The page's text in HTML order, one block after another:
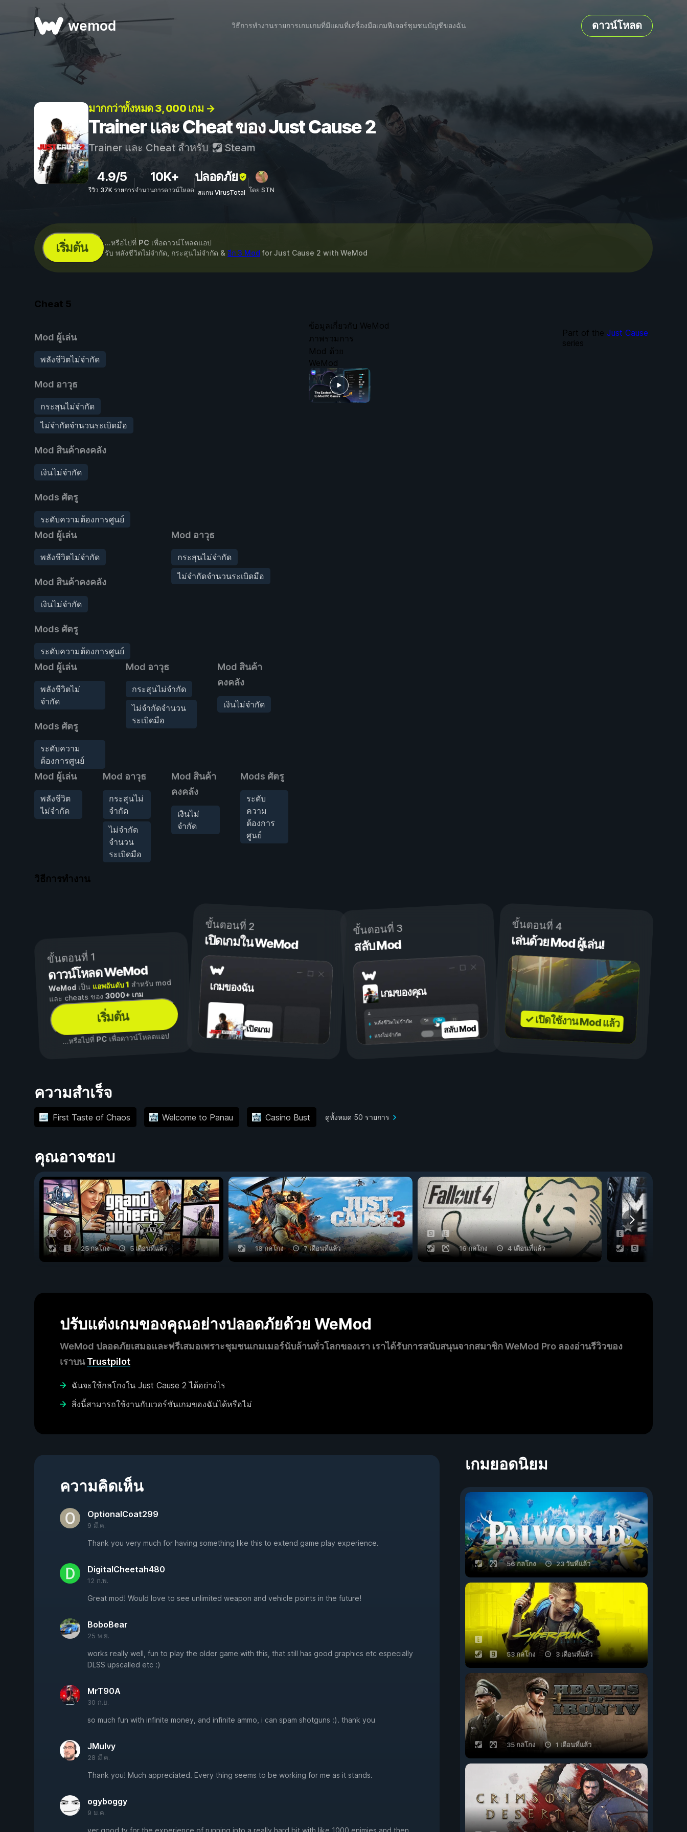
wemod วิธีการทำงานรายการเกมเกมที่มีแผนที่เครื่องมือเกมฟีเจอร์ชุมชนบัญชีของฉัน ดาวน์โหลด
มากกว่าทั้งหมด 3, 000 เกม →
Trainer และ Cheat ของ Just Cause 2
Trainer และ Cheat สำหรับ Steam
4.9/5
รีวิว 37K รายการ
10K+
จำนวนการดาวน์โหลด
ปลอดภัย
สแกน VirusTotal โดย STN
เริ่มต้น ...หรือไปที่ PC เพื่อดาวน์โหลดแอป
รับ พลังชีวิตไม่จำกัด, กระสุนไม่จำกัด & อีก 3 Mod for Just Cause 2 with WeMod
Cheat 5
Mod ผู้เล่น
พลังชีวิตไม่จำกัด
Mod อาวุธ
กระสุนไม่จำกัด
ไม่จำกัดจำนวนระเบิดมือ
Mod สินค้าคงคลัง
เงินไม่จำกัด
Mods ศัตรู
ระดับความต้องการศูนย์
Mod ผู้เล่น
พลังชีวิตไม่จำกัด
Mod สินค้าคงคลัง
เงินไม่จำกัด
Mods ศัตรู
ระดับความต้องการศูนย์
Mod อาวุธ
กระสุนไม่จำกัด
ไม่จำกัดจำนวนระเบิดมือ
Mod ผู้เล่น
พลังชีวิตไม่
จำกัด
Mods ศัตรู
ระดับความ
ต้องการศูนย์
Mod อาวุธ
กระสุนไม่จำกัด
ไม่จำกัดจำนวน
ระเบิดมือ
Mod สินค้า
คงคลัง
เงินไม่จำกัด
Mod ผู้เล่น
พลังชีวิต
ไม่จำกัด
Mod อาวุธ
กระสุนไม่
จำกัด
ไม่จำกัด
จำนวน
ระเบิดมือ
Mod สินค้า
คงคลัง
เงินไม่
จำกัด
Mods ศัตรู
ระดับ
ความ
ต้องการ
ศูนย์
ข้อมูลเกี่ยวกับ WeMod
ภาพรวมการ
Mod ด้วย
WeMod
Part of theJust Cause
series
วิธีการทำงาน
ขั้นตอนที่ 1
ดาวน์โหลด WeMod
WeModเป็น แอพอันดับ 1 สำหรับ mod
และ cheats ของ3000+ เกม
เริ่มต้น
...หรือไปที่ PCเพื่อดาวน์โหลดแอป
ขั้นตอนที่ 2
เปิดเกมใน WeMod
เกมของฉัน
เปิดเกม
ขั้นตอนที่ 3
สลับ Mod
เกมของคุณ
เปิด
ปิด
พลังชีวิตไม่จำกัด
แรงไม่จำกัด สลับ Mod
ขั้นตอนที่ 4
เล่นด้วย Mod ผู้เล่น!
✓ เปิดใช้งาน Mod แล้ว
ความสำเร็จ
First Taste of Chaos Welcome to Panau Casino Bust ดูทั้งหมด 50 รายการ
คุณอาจชอบ
25 กลโกง 5 เดือนที่แล้ว 18 กลโกง 7 เดือนที่แล้ว 16 กลโกง 4 เดือนที่แล้ว
ปรับแต่งเกมของคุณอย่างปลอดภัยด้วย WeMod
WeMod ปลอดภัยเสมอและฟรีเสมอเพราะชุมชนเกมเมอร์นับล้านทั่วโลกของเรา เราได้รับการสนับสนุนจากสมาชิก WeMod Pro ลองอ่านรีวิวของ
เราบนTrustpilot
ฉันจะใช้กลโกงใน Just Cause 2 ได้อย่างไร
สิ่งนี้สามารถใช้งานกับเวอร์ชันเกมของฉันได้หรือไม่
ความคิดเห็น
OptionalCoat299
9 มี.ค.
Thank you very much for having something like this to extend game play experience.
DigitalCheetah480
12 ก.พ.
Great mod! Would love to see unlimited weapon and vehicle points in the future!
BoboBear
25 พ.ย.
works really well, fun to play the older game with this, that still has good graphics etc especially
DLSS upscalled etc :)
MrT90A
30 ก.ย.
so much fun with infinite money, and infinite ammo, i can spam shotguns :). thank you
JMulvy
28 มี.ค.
Thank you! Much appreciated. Every thing seems to be working for me as it stands.
ogyboggy
9 ม.ค.
เกมยอดนิยม
56 กลโกง 23 วันที่แล้ว
53 กลโกง 3 เดือนที่แล้ว
35 กลโกง 1 เดือนที่แล้ว